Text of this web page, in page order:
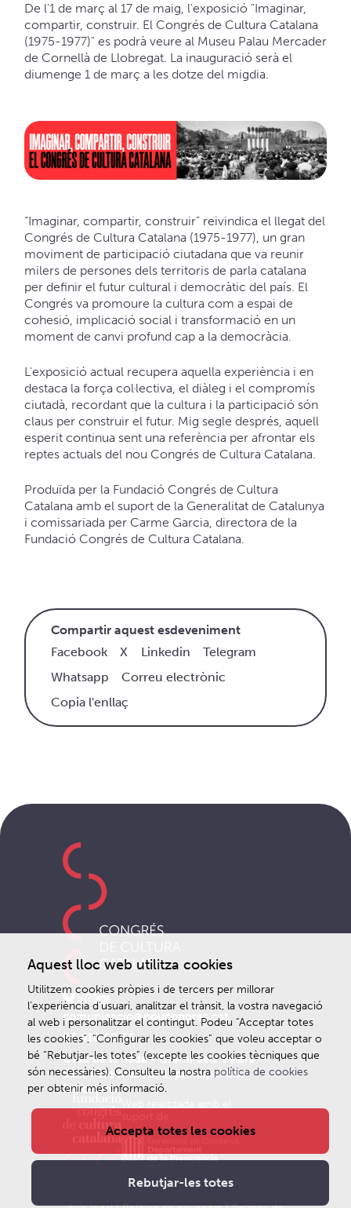
De l'1 de març al 17 de maig, l'exposició "Imaginar,
compartir, construir. El Congrés de Cultura Catalana
(1975-1977)" es podrà veure al Museu Palau Mercader
de Cornellà de Llobregat. La inauguració serà el
diumenge 1 de març a les dotze del migdia.
“Imaginar, compartir, construir” reivindica el llegat del
Congrés de Cultura Catalana (1975-1977), un gran
moviment de participació ciutadana que va reunir
milers de persones dels territoris de parla catalana
per definir el futur cultural i democràtic del país. El
Congrés va promoure la cultura com a espai de
cohesió, implicació social i transformació en un
moment de canvi profund cap a la democràcia.
L'exposició actual recupera aquella experiència i en
destaca la força col·lectiva, el diàleg i el compromís
ciutadà, recordant que la cultura i la participació són
claus per construir el futur. Mig segle després, aquell
esperit continua sent una referència per afrontar els
reptes actuals del nou Congrés de Cultura Catalana.
Produïda per la Fundació Congrés de Cultura
Catalana amb el suport de la Generalitat de Catalunya
i comissariada per Carme Garcia, directora de la
Fundació Congrés de Cultura Catalana.
Compartir aquest esdeveniment
Facebook
X Linkedin
Telegram
Whatsapp
Correu electrònic
Copia l'enllaç
comunicacio@noucongres.cat
93 410 68 66
Casa de la Seda - Gremi dels Velers
Sant Pere més Alt 1, principal bis.
Barcelona
Aquest lloc web utilitza cookies
Utilitzem cookies pròpies i de tercers per millorar
l’experiència d’usuari, analitzar el trànsit, la vostra navegació
al web i personalitzar el contingut. Podeu “Acceptar totes
les cookies”, “Configurar les cookies” que voleu acceptar o
bé “Rebutjar-les totes” (excepte les cookies tècniques que
són necessàries). Consulteu la nostra política de cookies
per obtenir més informació.
Accepta totes les cookies
Rebutjar-les totes